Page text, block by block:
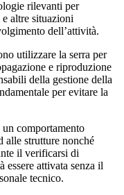
rilevanti per
altre situazioni
dell’attività.
utilizzare la serra per
e riproduzione
della gestione della
per evitare la
un comportamento
alle strutture nonché
il verificarsi di
attivata senza il
tecnico.